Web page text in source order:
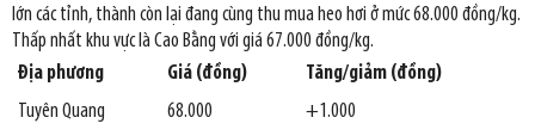
lớn các tỉnh, thành còn lại đang cùng thu mua heo hơi ở mức 68.000 đồng/kg.
Thấp nhất khu vực là Cao Bằng với giá 67.000 đồng/kg.
Địa phương
Giá (đồng)
Tăng/giảm (đồng)
Tuyên Quang
68.000
+1.000